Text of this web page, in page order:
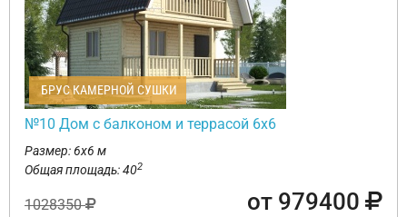
БРУС КАМЕРНОЙ СУШКИ
№10 Дом с балконом и террасой 6х6
Размер: 6х6 м
Общая площадь: 402
1028350 от 979400